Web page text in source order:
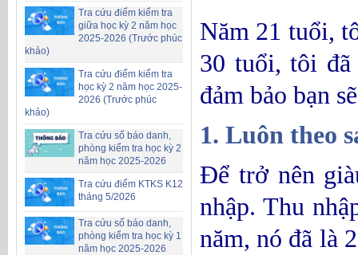
Tra cứu điểm kiểm tra
giữa học kỳ 2 năm học
2025-2026 (Trước phúc
khảo)
Tra cứu điểm kiểm tra
học kỳ 2 năm học 2025-
2026 (Trước phúc
khảo)
Tra cứu số báo danh,
phòng kiểm tra học kỳ 2
năm học 2025-2026
Tra cứu điểm KTKS K12
tháng 5/2026
Tra cứu số báo danh,
phòng kiểm tra học kỳ 1
năm học 2025-2026
Năm 21 tuổi,
30 tuổi, tôi đã
đảm bảo bạn
1. Luôn theo
Để trở nên
nhập. Thu
năm, nó đã là